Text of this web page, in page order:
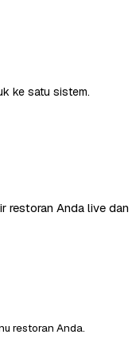
ke satu sistem.
restoran Anda live dan
restoran Anda.